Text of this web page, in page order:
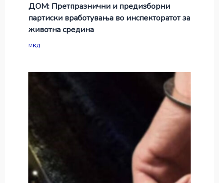
ДОМ: Претпразнични и предизборни
партиски вработувања во инспекторатот за
животна средина
мкд